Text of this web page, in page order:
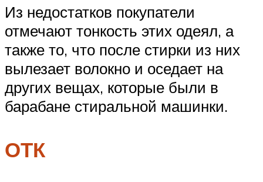
Из недостатков покупатели
отмечают тонкость этих одеял, а
также то, что после стирки из них
вылезает волокно и оседает на
других вещах, которые были в
барабане стиральной машинки.
ОТК